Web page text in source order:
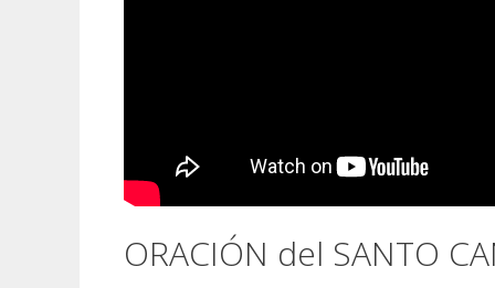
ORACIÓN del SANTO